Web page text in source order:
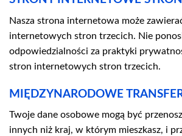
Nasza strona internetowa może
internetowych stron trzecich. Nie
odpowiedzialności za praktyki
stron internetowych stron trzecich.
MIĘDZYNARODOWE
Twoje dane osobowe mogą być
innych niż kraj, w którym mieszkasz, i